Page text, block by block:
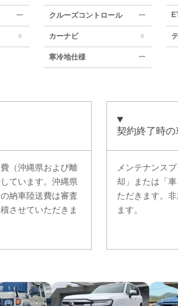
ー
○
クルーズコントロール ー
カーナビ ○
寒冷地仕様 ー
（沖縄県および離
ています。沖縄県
納車陸送費は審査
させていただきま
契約終了時
メンテナンス
却」または「
ただきます。
ます。